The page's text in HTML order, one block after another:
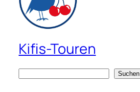
Kifis-Touren
Suchen